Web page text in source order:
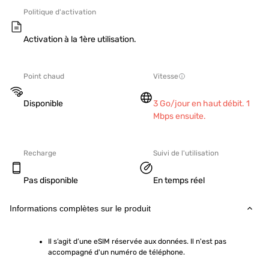
Politique d'activation
Activation à la 1ère utilisation.
Point chaud
Disponible
Vitesse
3 Go/jour en haut débit. 1
Mbps ensuite.
Recharge
Pas disponible
Suivi de l'utilisation
En temps réel
Informations complètes sur le produit
Il s’agit d’une eSIM réservée aux données. Il n'est pas
accompagné d'un numéro de téléphone.